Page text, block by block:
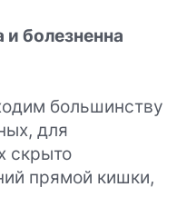
болезненна
большинству
для
скрыто
прямой кишки,